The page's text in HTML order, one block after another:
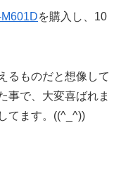
を購入し、10
るものだと想像して
事で、大変喜ばれま
てます。((^_^))